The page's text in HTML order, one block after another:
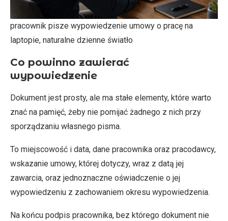
pracownik pisze wypowiedzenie umowy o pracę na
laptopie, naturalne dzienne światło
Co powinno zawierać
wypowiedzenie
Dokument jest prosty, ale ma stałe elementy, które warto
znać na pamięć, żeby nie pomijać żadnego z nich przy
sporządzaniu własnego pisma.
To miejscowość i data, dane pracownika oraz pracodawcy,
wskazanie umowy, której dotyczy, wraz z datą jej
zawarcia, oraz jednoznaczne oświadczenie o jej
wypowiedzeniu z zachowaniem okresu wypowiedzenia.
Na końcu podpis pracownika, bez którego dokument nie